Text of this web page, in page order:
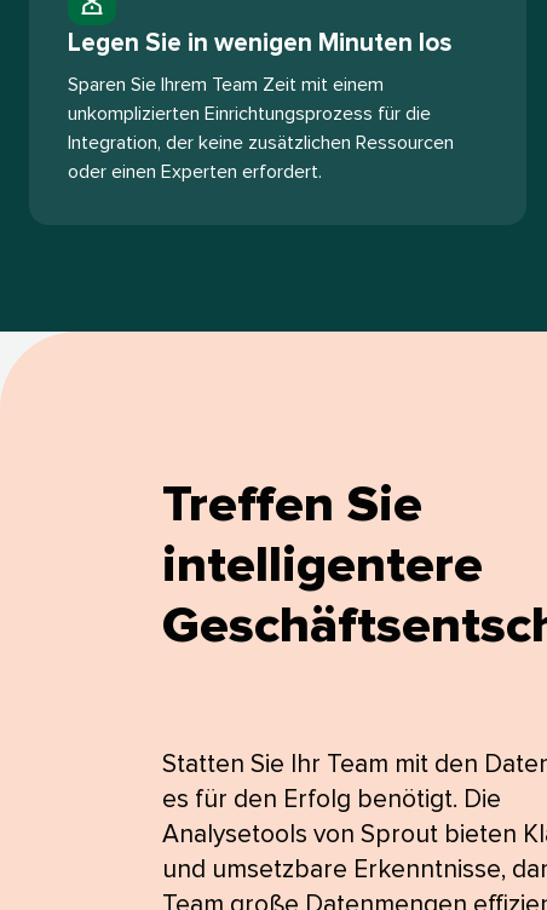
Legen Sie in wenigen Minuten los​​
Sparen Sie Ihrem Team Zeit mit einem
unkomplizierten Einrichtungsprozess für die
Integration, der keine zusätzlichen Ressourcen
oder einen Experten erfordert.​​
Treffen Sie
intelligentere
Statten Sie Ihr Team mit den
es für den Erfolg benötigt. Die
Analysetools von Sprout bieten
und umsetzbare Erkenntnisse,
Team große Datenmengen